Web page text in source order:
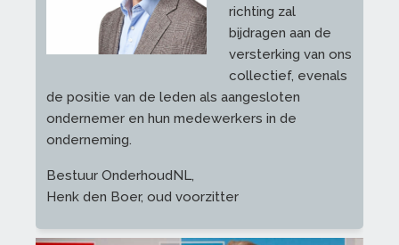
richting zal
bijdragen aan de
versterking van ons
collectief, evenals
de positie van de leden als aangesloten
ondernemer en hun medewerkers in de
onderneming.
Bestuur OnderhoudNL,
Henk den Boer, oud voorzitter